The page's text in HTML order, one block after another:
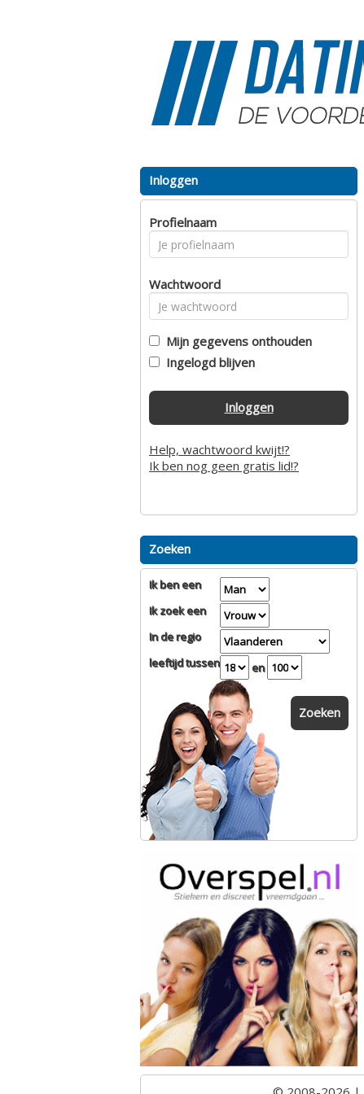
Inloggen
Profielnaam
Wachtwoord
Mijn gegevens onthouden
Ingelogd blijven
Inloggen
Help, wachtwoord kwijt!?
Ik ben nog geen gratis lid!?
Zoeken
Ik ben een
Ik zoek een
In de regio
leeftijd tussen
en
Zoeken